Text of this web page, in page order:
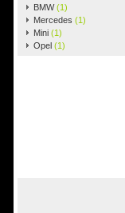
BMW(1)
Mercedes (1)
Mini (1)
Opel (1)